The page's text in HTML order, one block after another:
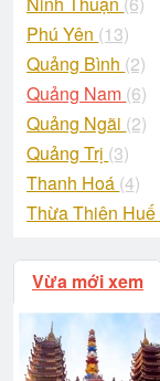
Phú Yên (13)
Quảng Bình (2)
Quảng Nam (6)
Quảng Ngãi (2)
Quảng Trị (3)
Thanh Hoá (4)
Thừa Thiên Huế
Vừa mới xem